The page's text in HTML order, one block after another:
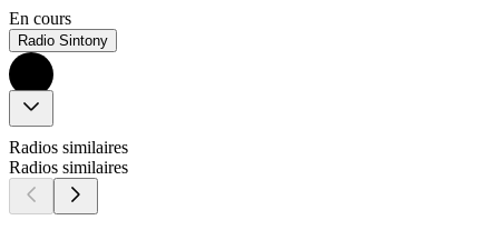
En cours
Radio Sintony
Radios similaires
Radios similaires